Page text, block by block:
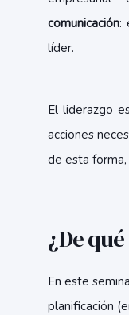
comunicación:
líder.
El liderazgo
acciones
de esta
¿De
En este
planificación